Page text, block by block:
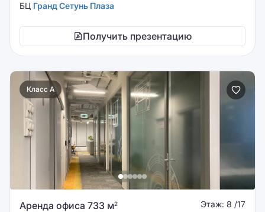
БЦ Гранд Сетунь Плаза
Получить презентацию
Класс A
Аренда офиса 733 м2 Этаж: 8 /17